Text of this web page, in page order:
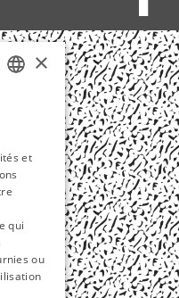
×
et
qui
ou